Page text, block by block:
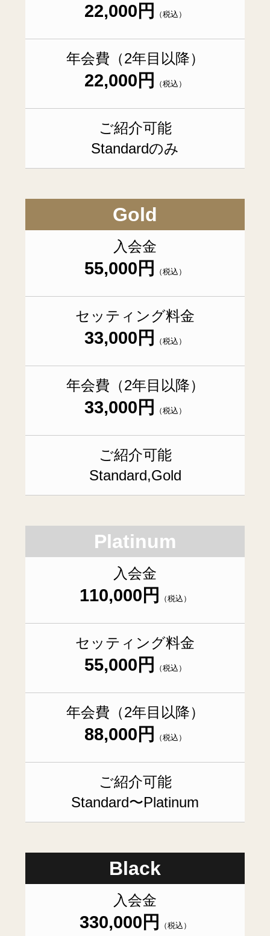
22,000円 （税込）
年会費（2年目以降）
22,000円 （税込）
ご紹介可能
Standardのみ
Gold
入会金
55,000円 （税込）
セッティング料金
33,000円 （税込）
年会費（2年目以降）
33,000円 （税込）
ご紹介可能
Standard,Gold
Platinum
入会金
110,000円 （税込）
セッティング料金
55,000円 （税込）
年会費（2年目以降）
88,000円 （税込）
ご紹介可能
Standard〜Platinum
Black
入会金
330,000円 （税込）